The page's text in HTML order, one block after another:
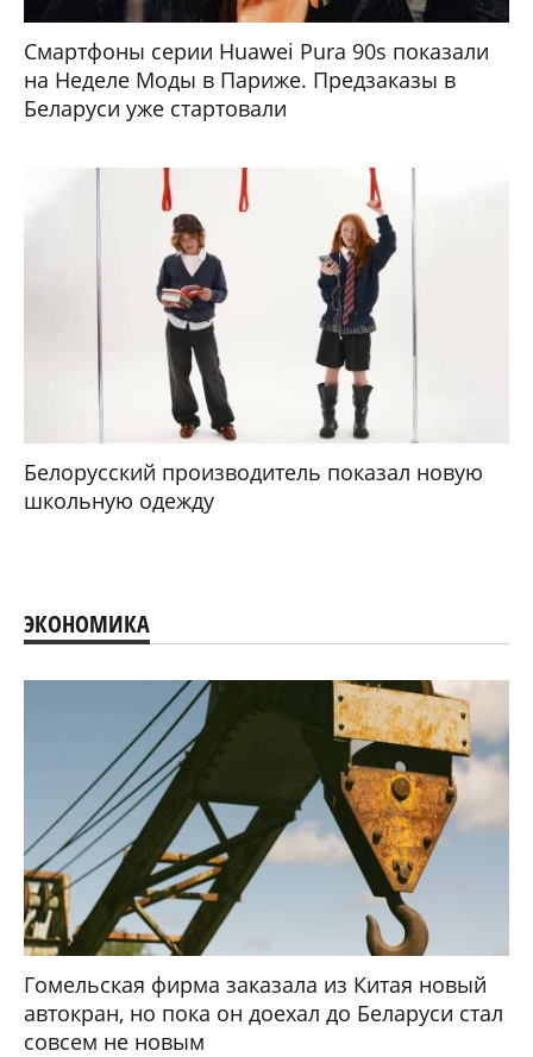
Смартфоны серии Huawei Pura 90s показали
на Неделе Моды в Париже. Предзаказы в
Беларуси уже стартовали
Белорусский производитель показал новую
школьную одежду
ЭКОНОМИКА
Гомельская фирма заказала из Китая новый
автокран, но пока он доехал до Беларуси стал
совсем не новым